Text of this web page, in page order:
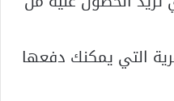
التي يمكنك دفعها